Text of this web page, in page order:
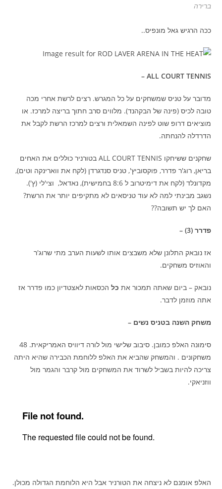
ברירה
ככה הרגיש גאל מונפיס..
ALL COURT TENNIS –
מדובר על טניס שמשחקים על כל המגרש. רצים לרשת אחרי מכה
טובה לכיס (פינה של הבקהנד). מלווים סרב חתוך בריצה למרכז. או
מוציאים דרופ שוט לפינה השמאלית ורצים למרכז הרשת לקבל את
הדרדלה להנחתה.
שחקנים ששיחקו ALL COURT TENNIS בטורניר כוללים את האחים
בריאן, רוג'ר פדרר, פוקסוביץ', טניס סנדגרדן (לקח את ווארינקה וטים),
מקדונלד (לקח את דימיטרוב ל 8:6 בחמישית), נאדאל, וצי'לי (ץ').
נשגב מבינתי למה לא עוד טניסאים לא מתקיפים יותר את הרשת?
האם לך יש תשובה??
פדרר (3) –
אז נובאק התלונן שלא משבצים אותו לשעות הערב מתי שרוג'ר
והאוזיס משחקים.
נובאק – ביום שאתה תמכור את כל הכסאות לאצטדיון כמו פדרר אז
אתה מוזמן לדבר.
משחק השנה בטניס נשים –
סימונה האלפ כמובן. סיבוב שלישי מול לורה דיוויס האמריקאית. 48
משחקונים . והמשחק שהביא את האלפ ללוחמת הכבירה שהיא היתה
צריכה להיות בשביל לשרוד את המשחקים מול קרבר והגמר מול
ווזניאקי.
האלפ אומנם לא ניצחה את הטורניר אבל היא הלוחמת הגדולה מכולן.